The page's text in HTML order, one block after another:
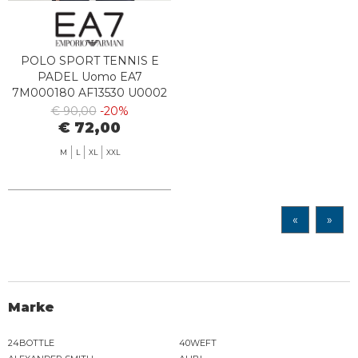
POLO SPORT TENNIS E
PADEL Uomo EA7
7M000180 AF13530 U0002
WHITE
€ 90,00 -20%
€ 72,00
M L XL XXL
« »
Marke
24BOTTLE
40WEFT